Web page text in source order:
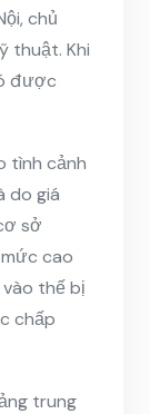
chủ
thuật. Khi
được
tình cảnh
do giá
sở
cao
vào thế bị
chấp
trung